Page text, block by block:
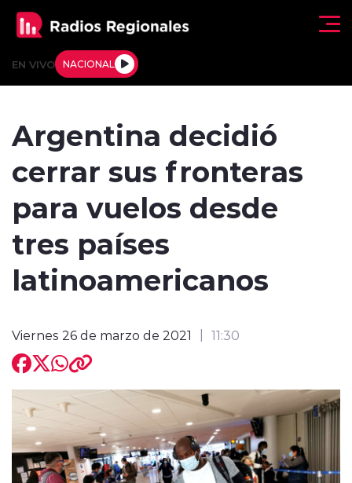
EN VIVO NACIONAL
Actualidad
Internacional
Entrevistas
modo claro
Argentina decidió
cerrar sus fronteras
para vuelos desde
tres países
latinoamericanos
Viernes 26 de marzo de 2021 11:30